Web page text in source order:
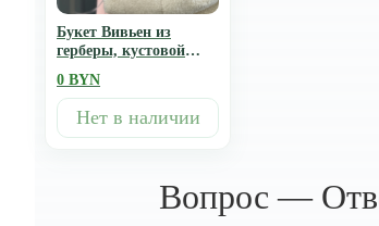
Букет Вивьен из
герберы, кустовой
альстромерии
0 BYN
Нет в наличии
Вопрос —